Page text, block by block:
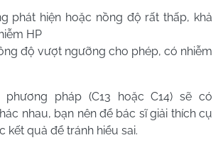
phát hiện hoặc nồng độ rất thấp, khả
HP
độ vượt ngưỡng cho phép, có nhiễm
phương pháp (C13 hoặc C14) sẽ có
nhau, bạn nên để bác sĩ giải thích cụ
kết quả để tránh hiểu sai.